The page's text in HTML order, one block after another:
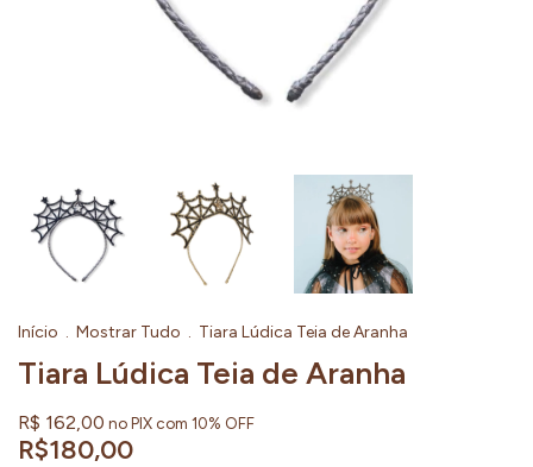
Início . Mostrar Tudo . Tiara Lúdica Teia de Aranha
Tiara Lúdica Teia de Aranha
R$ 162,00 no PIX com 10% OFF
R$180,00